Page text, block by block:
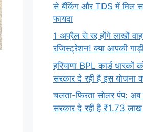
से बैंकिंग और TDS में मिल
फायदा
1 अप्रैल से रद्द होंगे लाखों
रजिस्ट्रेशन! क्या आपकी
हरियाणा BPL कार्ड धारकों
सरकार दे रही है इस योजना
चलता-फिरता सोलर पंप: अब
सरकार दे रही है ₹1.73 लाख